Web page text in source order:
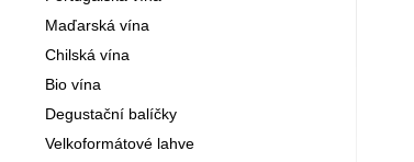
Maďarská vína
Chilská vína
Bio vína
Degustační balíčky
Velkoformátové lahve